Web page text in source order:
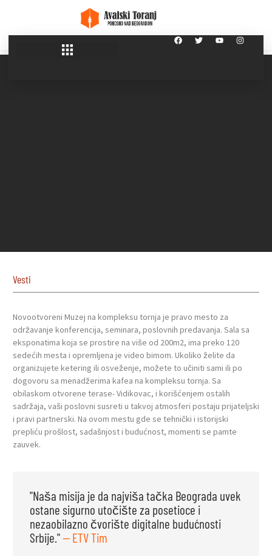
Vesti
Novootvoreni Muzej na kompleksu tornja je pravo mesto za
održavanje konferencija, seminara, poslovnih predavanja. Sala sa
eksponatima koja se prostire na više od 200m2, ima preko 120
sedećih mesta i opremljena je video bimom. Ukoliko želite da
organizujete ketering ili osveženje, možete to učiniti sami ili po
dogovoru sa menadžerima kafea na kompleksu tornja. Sa
obilaskom otvorene terase- Vidikovac, i korišćenjem ostalih
sadržaja, vaši poslovni susreti u takvoj atmosferi postaju prijateljski
i pravi partnerski. Na ovom mestu gde se tehnički i istorijski
prepliću prošlost, sadašnjost i budućnost, momenti se pamte
zauvek.
"Naša misija je da najviša tačka Beograda uvek
ostane sigurno utočište za posetioce i
nezaobilazno čvorište digitalne budućnosti
Srbije."— ETV Tim